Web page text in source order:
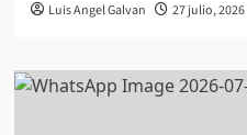
Luis Angel Galvan 27 julio, 2026